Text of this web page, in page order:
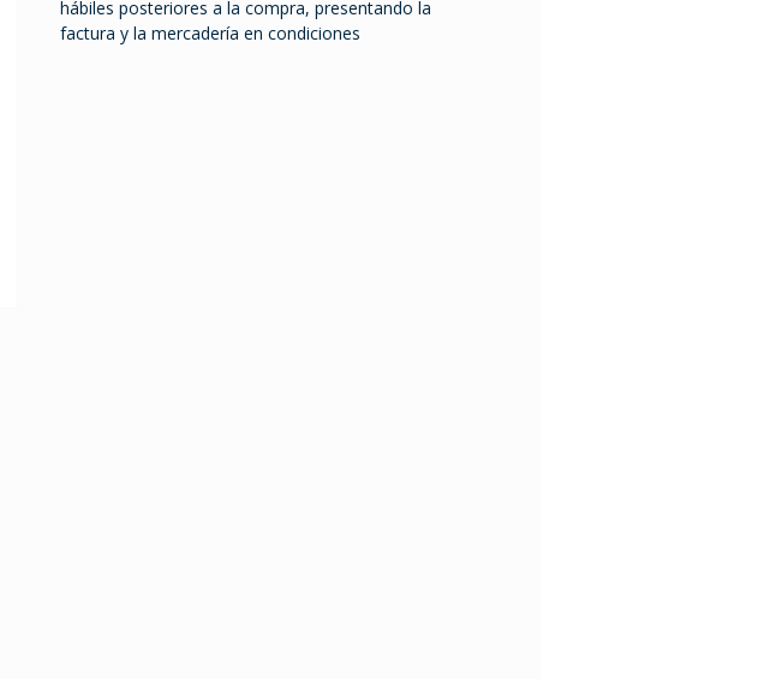
hábiles posteriores a la compra, presentando la
factura y la mercadería en condiciones